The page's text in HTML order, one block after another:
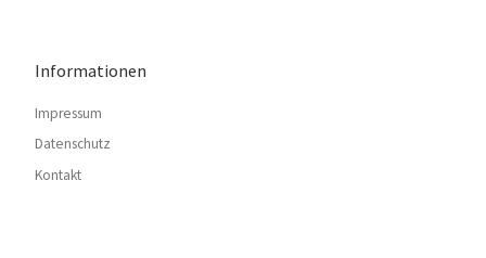
Informationen
Impressum
Datenschutz
Kontakt